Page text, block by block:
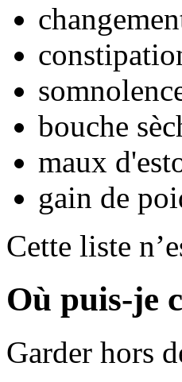
bouche
maux
gain de
Cette liste
Où puis-je
Garder hors